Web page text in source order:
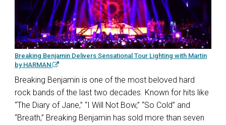
Breaking Benjamin Delivers Sensational Tour Lighting with Martin
by HARMAN
Breaking Benjamin is one of the most beloved hard
rock bands of the last two decades. Known for hits like
“The Diary of Jane,” “I Will Not Bow,” “So Cold” and
“Breath,” Breaking Benjamin has sold more than seven